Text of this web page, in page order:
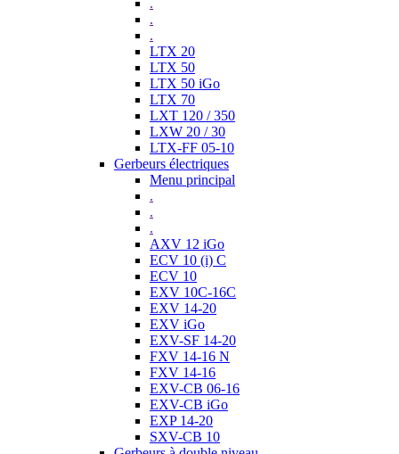
.
.
.
LTX 20
LTX 50
LTX 50 iGo
LTX 70
LXT 120 / 350
LXW 20 / 30
LTX-FF 05-10
Gerbeurs électriques
Menu principal
.
.
.
AXV 12 iGo
ECV 10 (i) C
ECV 10
EXV 10C-16C
EXV 14-20
EXV iGo
EXV-SF 14-20
FXV 14-16 N
FXV 14-16
EXV-CB 06-16
EXV-CB iGo
EXP 14-20
SXV-CB 10